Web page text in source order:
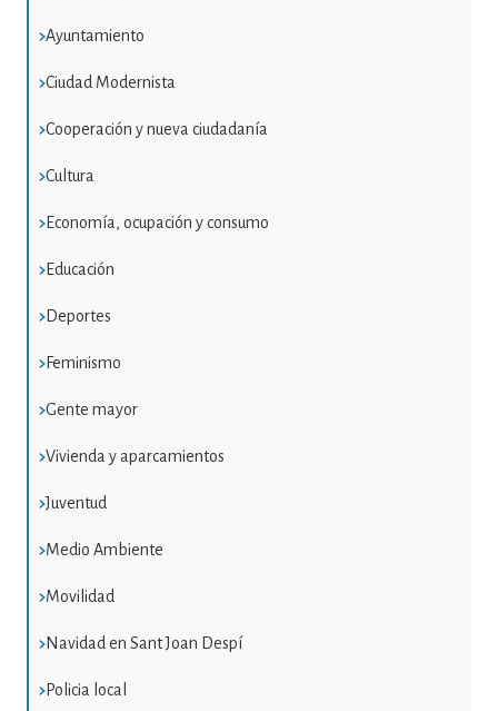
Ayuntamiento
Ciudad Modernista
Cooperación y nueva ciudadanía
Cultura
Economía, ocupación y consumo
Educación
Deportes
Feminismo
Gente mayor
Vivienda y aparcamientos
Juventud
Medio Ambiente
Movilidad
Navidad en Sant Joan Despí
Policia local